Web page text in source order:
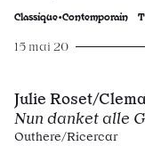
Classique•Contemporain
15 mai 20
Julie Roset/
Nun danket alle
Outhere/Ricercar